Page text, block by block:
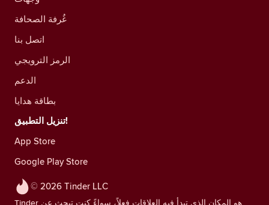
© 2026 Tinder LLC
Tinder هو المكان الذي تبدأ فيه العلاقات فعلاً، سواءً كنت تبحث عن
غُرفة الصحافة
اتصل بنا
الرمز الترويجي
الدعم
بطاقة هدايا
تنزيل التطبيق!
App Store
Google Play Store